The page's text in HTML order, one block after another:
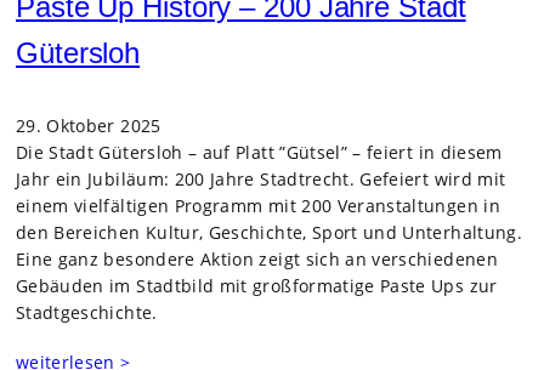
Paste Up History – 200 Jahre Stadt
Gütersloh
29. Oktober 2025
Die Stadt Güters­loh – auf Platt ”Gütsel” – fei­ert in die­sem
Jahr ein Jubi­läum: 200 Jahre Stadt­recht. Gefei­ert wird mit
einem viel­fäl­ti­gen Pro­gramm mit 200 Ver­an­stal­tun­gen in
den Berei­chen Kul­tur, Geschichte, Sport und Unter­hal­tung.
Eine ganz beson­dere Aktion zeigt sich an ver­schie­de­nen
Gebäu­den im Stadt­bild mit groß­for­ma­tige Paste Ups zur
Stadt­ge­schichte.
weiterlesen >